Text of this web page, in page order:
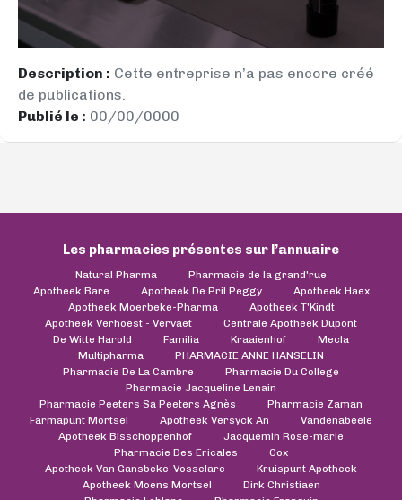
Description : Cette entreprise n’a pas encore créé
de publications.
Publié le : 00/00/0000
Les pharmacies présentes sur l’annuaire
Natural Pharma
Pharmacie de la grand'rue
Apotheek Bare
Apotheek De Pril Peggy
Apotheek Haex
Apotheek Moerbeke-Pharma
Apotheek T'Kindt
Apotheek Verhoest - Vervaet
Centrale Apotheek Dupont
De Witte Harold
Familia Kraaienhof
Mecla
Multipharma
PHARMACIE ANNE HANSELIN
Pharmacie De La Cambre
Pharmacie Du College
Pharmacie Jacqueline Lenain
Pharmacie Peeters Sa Peeters Agnès
Pharmacie Zaman
Farmapunt Mortsel
Apotheek Versyck An
Vandenabeele
Apotheek Bisschoppenhof
Jacquemin Rose-marie
Pharmacie Des Ericales
Cox
Apotheek Van Gansbeke-Vosselare
Kruispunt Apotheek
Apotheek Moens Mortsel
Dirk Christiaen